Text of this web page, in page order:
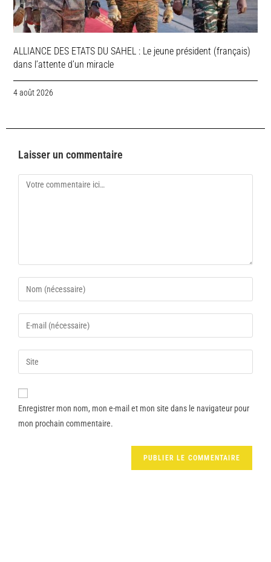
ALLIANCE DES ETATS DU SAHEL : Le jeune président (français)
dans l’attente d’un miracle
4 août 2026
Laisser un commentaire
Enregistrer mon nom, mon e-mail et mon site dans le navigateur pour
mon prochain commentaire.